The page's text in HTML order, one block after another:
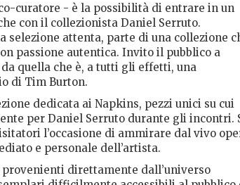
curatore - è la possibilità di entrare in un
con il collezionista Daniel Serruto.
selezione attenta, parte di una collezione
passione autentica. Invito il pubblico a
quella che è, a tutti gli effetti, una
di Tim Burton.
dedicata ai Napkins, pezzi unici su cui
per Daniel Serruto durante gli incontri.
l’occasione di ammirare dal vivo
e personale dell’artista.
direttamente dall’universo